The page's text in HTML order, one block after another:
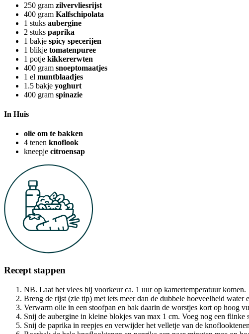
250 gram zilvervliesrijst
400 gram Kalfschipolata
1 stuks aubergine
2 stuks paprika
1 bakje spicy specerijen
1 blikje tomatenpuree
1 potje kikkererwten
400 gram snoeptomaatjes
1 el muntblaadjes
1.5 bakje yoghurt
400 gram spinazie
In Huis
olie om te bakken
4 tenen knoflook
kneepje citroensap
Recept stappen
NB. Laat het vlees bij voorkeur ca. 1 uur op kamertemperatuur komen.
Breng de rijst (zie tip) met iets meer dan de dubbele hoeveelheid
Verwarm olie in een stoofpan en bak daarin de worstjes kort op hoog
Snij de aubergine in kleine blokjes van max 1 cm. Voeg nog een flinke
Snij de paprika in reepjes en verwijder het velletje van de